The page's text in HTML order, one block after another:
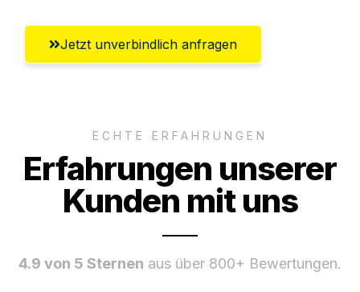
Jetzt unverbindlich anfragen
ECHTE ERFAHRUNGEN
Erfahrungen unserer
Kunden mit uns
4.9 von 5 Sternen aus über 800+ Bewertungen.